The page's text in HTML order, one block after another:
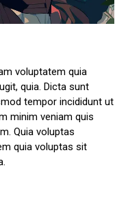
voluptatem quia
quia. Dicta sunt
tempor incididunt ut
minim veniam quis
Quia voluptas
quia voluptas sit